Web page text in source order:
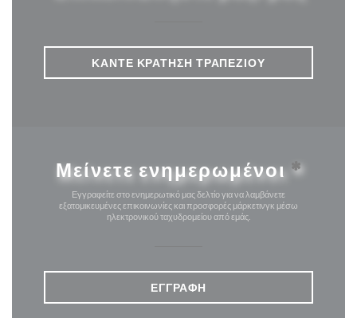
ΚΆΝΤΕ ΚΡΆΤΗΣΗ ΤΡΑΠΕΖΙΟΎ
Μείνετε ενημερωμένοι *
Εγγραφείτε στο ενημερωτικό μας δελτίο για να λαμβάνετε
εξατομικευμένες επικοινωνίες και προσφορές μάρκετινγκ μέσω
ηλεκτρονικού ταχυδρομείου από εμάς.
ΕΓΓΡΑΦΉ